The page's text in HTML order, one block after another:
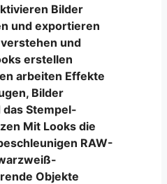
Bilder
und exportieren
und
erstellen
arbeiten Effekte
Bilder
Stempel-
Mit Looks die
RAW-
Objekte